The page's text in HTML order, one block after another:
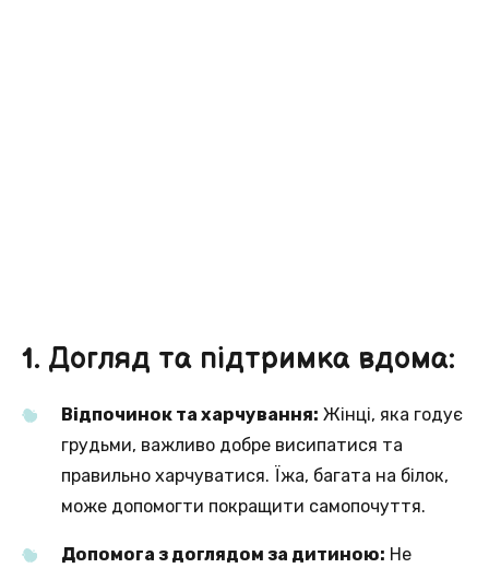
1. Догляд та підтримка вдома:
Відпочинок та харчування: Жінці, яка годує
грудьми, важливо добре висипатися та
правильно харчуватися. Їжа, багата на білок,
може допомогти покращити самопочуття.
Допомога з доглядом за дитиною: Не